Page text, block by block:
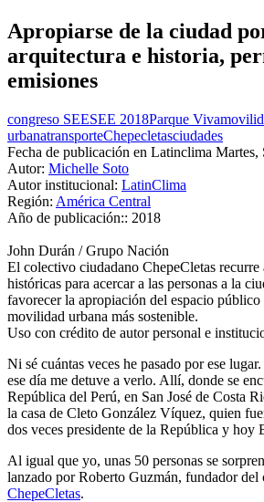
Apropiarse de la ciudad
arquitectura e historia,
emisiones
congreso SEESEE 2018Parque Viva
urbanatransporteChepecletasciudades
Fecha de publicación en Latinclima Martes,
Autor: Michelle Soto
Autor institucional: LatinClima
Región: América Central
Año de publicación:: 2018
John Durán / Grupo Nación
El colectivo ciudadano ChepeCletas recurre
históricas para acercar a las personas a la
favorecer la apropiación del espacio público
movilidad urbana más sostenible.
Uso con crédito de autor personal e
Ni sé cuántas veces he pasado por ese
ese día me detuve a verlo. Allí, donde se
República del Perú, en San José de Costa
la casa de Cleto González Víquez, quien
dos veces presidente de la República y hoy
Al igual que yo, unas 50 personas se
lanzado por Roberto Guzmán, fundador del
ChepeCletas.